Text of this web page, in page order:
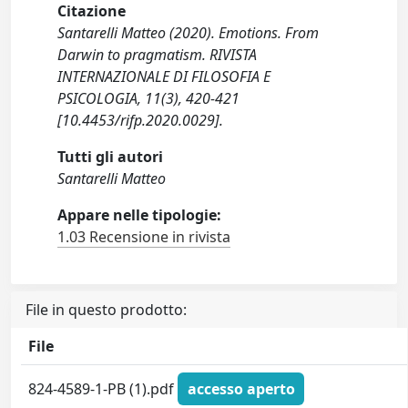
Citazione
Santarelli Matteo (2020). Emotions. From
Darwin to pragmatism. RIVISTA
INTERNAZIONALE DI FILOSOFIA E
PSICOLOGIA, 11(3), 420-421
[10.4453/rifp.2020.0029].
Tutti gli autori
Santarelli Matteo
Appare nelle tipologie:
1.03 Recensione in rivista
File in questo prodotto:
File
824-4589-1-PB (1).pdf
accesso aperto